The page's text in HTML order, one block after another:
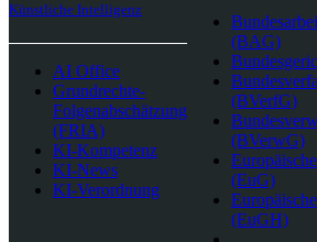
Künstliche Intelligenz
AI Office
Grundrechte-
Folgenabschätzung
(FRIA)
KI-Kompetenz
KI-News
KI-Verordnung
(BAG)
(BVerfG)
(BVerwG)
(EuG)
(EuGH)